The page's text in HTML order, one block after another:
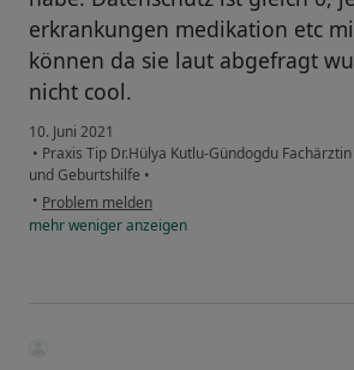
erkrankungen medikation etc
können da sie laut abgefragt
nicht cool.
10. Juni 2021
• Praxis Tip Dr.Hülya Kutlu-Gündogdu
und Geburtshilfe •
• Problem melden
mehrwenigeranzeigen